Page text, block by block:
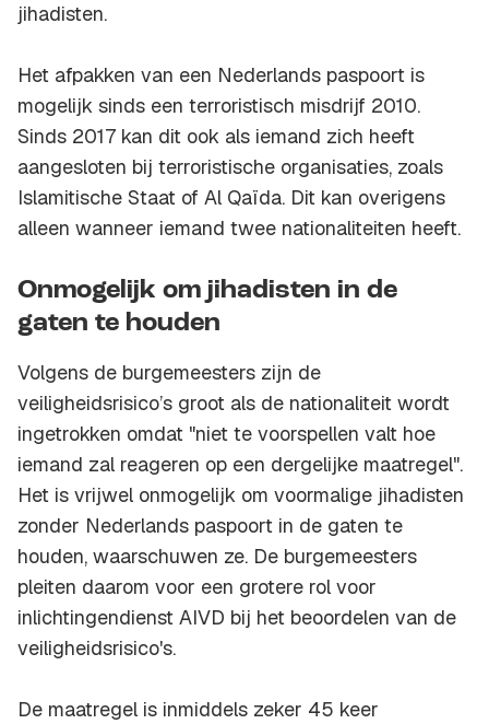
jihadisten.
Het afpakken van een Nederlands paspoort is
mogelijk sinds een terroristisch misdrijf 2010.
Sinds 2017 kan dit ook als iemand zich heeft
aangesloten bij terroristische organisaties, zoals
Islamitische Staat of Al Qaïda. Dit kan overigens
alleen wanneer iemand twee nationaliteiten heeft.
Onmogelijk om jihadisten in de
gaten te houden
Volgens de burgemeesters zijn de
veiligheidsrisico’s groot als de nationaliteit wordt
ingetrokken omdat "niet te voorspellen valt hoe
iemand zal reageren op een dergelijke maatregel".
Het is vrijwel onmogelijk om voormalige jihadisten
zonder Nederlands paspoort in de gaten te
houden, waarschuwen ze. De burgemeesters
pleiten daarom voor een grotere rol voor
inlichtingendienst AIVD bij het beoordelen van de
veiligheidsrisico's.
De maatregel is inmiddels zeker 45 keer